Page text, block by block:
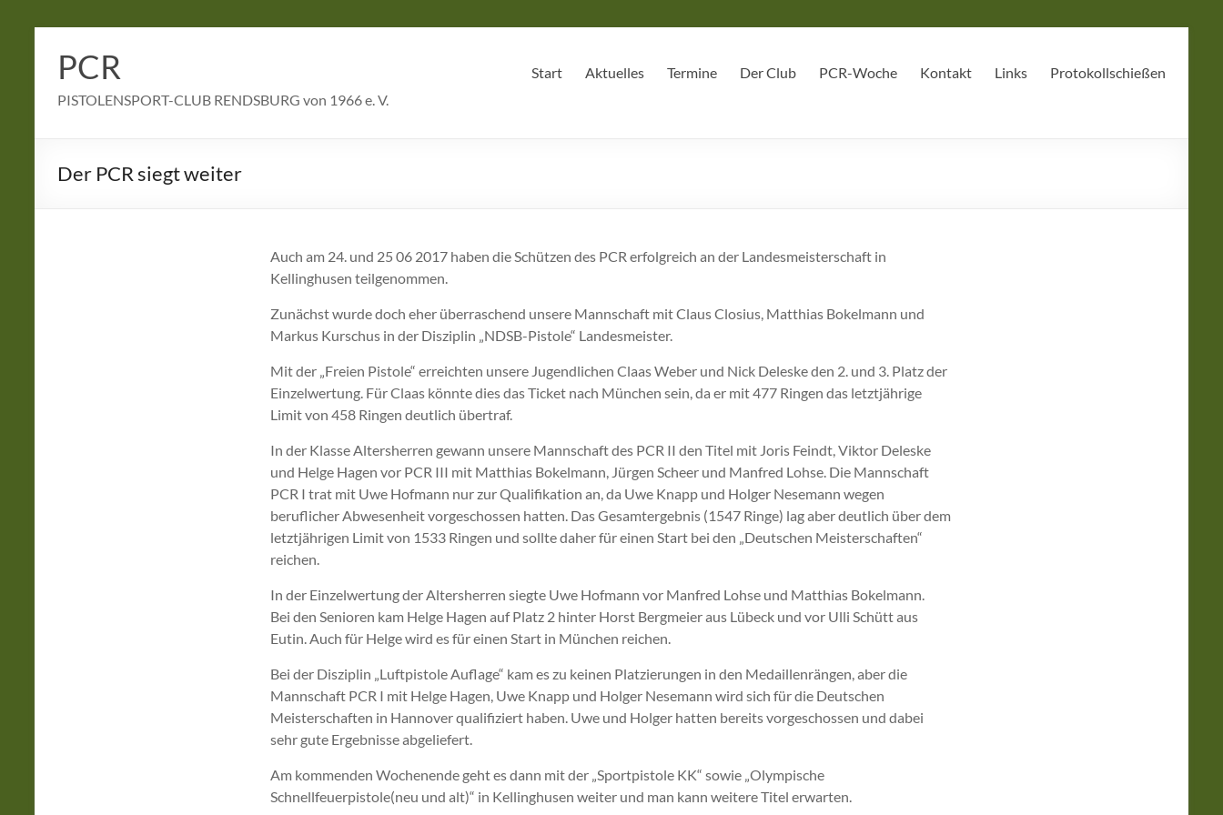
Inhalt
springen
PCR
PISTOLENSPORT-CLUB RENDSBURG von 1966 e. V.
Start Aktuelles Termine Der Club PCR-Woche Kontakt Links Protokollschießen
Der PCR siegt weiter
Auch am 24. und 25 06 2017 haben die Schützen des PCR erfolgreich an der Landesmeisterschaft in
Kellinghusen teilgenommen.
Zunächst wurde doch eher überraschend unsere Mannschaft mit Claus Closius, Matthias Bokelmann und
Markus Kurschus in der Disziplin „NDSB-Pistole“ Landesmeister.
Mit der „Freien Pistole“ erreichten unsere Jugendlichen Claas Weber und Nick Deleske den 2. und 3. Platz der
Einzelwertung. Für Claas könnte dies das Ticket nach München sein, da er mit 477 Ringen das letztjährige
Limit von 458 Ringen deutlich übertraf.
In der Klasse Altersherren gewann unsere Mannschaft des PCR II den Titel mit Joris Feindt, Viktor Deleske
und Helge Hagen vor PCR III mit Matthias Bokelmann, Jürgen Scheer und Manfred Lohse. Die Mannschaft
PCR I trat mit Uwe Hofmann nur zur Qualifikation an, da Uwe Knapp und Holger Nesemann wegen
beruflicher Abwesenheit vorgeschossen hatten. Das Gesamtergebnis (1547 Ringe) lag aber deutlich über dem
letztjährigen Limit von 1533 Ringen und sollte daher für einen Start bei den „Deutschen Meisterschaften“
reichen.
In der Einzelwertung der Altersherren siegte Uwe Hofmann vor Manfred Lohse und Matthias Bokelmann.
Bei den Senioren kam Helge Hagen auf Platz 2 hinter Horst Bergmeier aus Lübeck und vor Ulli Schütt aus
Eutin. Auch für Helge wird es für einen Start in München reichen.
Bei der Disziplin „Luftpistole Auflage“ kam es zu keinen Platzierungen in den Medaillenrängen, aber die
Mannschaft PCR I mit Helge Hagen, Uwe Knapp und Holger Nesemann wird sich für die Deutschen
Meisterschaften in Hannover qualifiziert haben. Uwe und Holger hatten bereits vorgeschossen und dabei
sehr gute Ergebnisse abgeliefert.
Am kommenden Wochenende geht es dann mit der „Sportpistole KK“ sowie „Olympische
Schnellfeuerpistole(neu und alt)“ in Kellinghusen weiter und man kann weitere Titel erwarten.